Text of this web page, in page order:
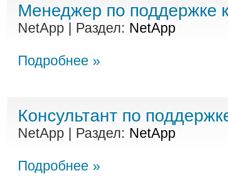
Менеджер по поддержке
NetApp | Раздел: NetApp
Подробнее »
Консультант по
NetApp | Раздел: NetApp
Подробнее »